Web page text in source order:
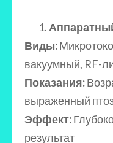
Виды:
вакуумный, RF-
Показания:
выраженный
Эффект:
результат